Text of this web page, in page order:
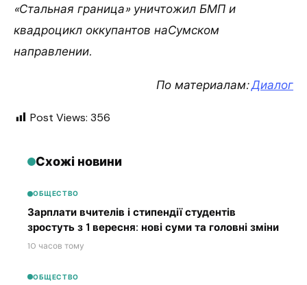
«Стальная граница» уничтожил БМП и
квадроцикл оккупантов наСумском
направлении.
По материалам:Диалог
Post Views: 356
Схожі новини
ОБЩЕСТВО
Зарплати вчителів і стипендії студентів
зростуть з 1 вересня: нові суми та головні зміни
10 часов тому
ОБЩЕСТВО